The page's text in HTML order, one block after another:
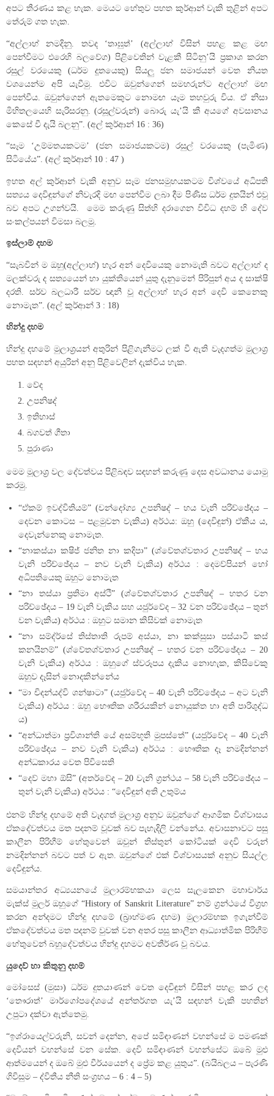
අපට තීරණය කළ හැක. මෙයට හේතුව පහත කුර්ආන් වැකි තුළින් අපට
තේරුම් ගත හැක.
“අල්ලාහ් නමදිනු. තවද ‘තාඝුත්’ (අල්ලාහ් විසින් පහළ කළ මඟ
පෙන්වීමට එරෙහි බලවේග) පිළිවෙතින් වැළකී සිටිනු’යි ප්‍රකාශ කරන
රසුල් වරයෙකු (ධර්ම දූතයෙකු) සියලු ජන සමාජයන් වෙත නියත
වශයෙන්ම අපි යැවීමු. එවිට ඔවුන්ගෙන් සමහරුන්ට අල්ලාහ් මඟ
පෙන්වීය. ඔවුන්ගෙන් ඇතමෙකුට නොමඟ යෑම තහවුරු විය. ඒ නිසා
මිහිතලයෙහි සැරිසරනු. (රසූල්වරුන්) බොරු යැ’යි කී අයගේ අවසානය
කෙසේ වී දැයි බලනු”. (අල් කුර්ආන් 16 : 36)
“සෑම ‘උම්මතයකටම’ (ජන සමාජයකටම) රසුල් වරයෙකු (පැමිණ)
සිටියේය”. (අල් කුර්ආන් 10 : 47 )
ඉහත අල් කුර්ආන් වැකි අනුව සෑම ජනසමුහයකටම විශ්වයේ අධිපති
සත්‍යය දෙවිඳුන්ගේ නිවැරදි මඟ පෙන්වීම ලබා දීම පිණිස ධර්ම දුතයින් එවූ
බව අපට උගන්වයි. මෙම කරුණු සිත්හි දරාගෙන විවිධ දහම් හි දේව
සංකල්පයන් විමසා බලමු.
ඉස්ලාම් දහම
“සැබවින් ම ඔහු(අල්ලාහ්) හැර අන් දෙවියෙකු නොමැති බවට අල්ලාහ් ද
මලක්වරු ද සත්‍යයෙන් හා යුක්තියෙන් යුතු දැනුමෙන් පිරිපුන් අය ද සාක්ෂි
දරති. සර්ව බලධාරී සර්ව ඥානී වූ අල්ලාහ් හැර අන් දෙවි කෙනෙකු
නොමැත”. (අල් කුර්ආන් 3 : 18)
හින්දු දහම
හින්දු දහමේ මුලාශ්‍රයන් අතුරින් පිළිගැනීමට ලක් වී ඇති වැදගත්ම මුලාශ්‍ර
පහත සඳහන් අයුරින් අනු පිළිවෙලින් දැක්විය හැක.
වේද
උපනිෂද්
ඉතිහාස්
බගවත් ගීතා
පුරාණා
මෙම මූලාශ්‍ර වල දේවත්වය පිළිබඳව සඳහන් කරුණු දෙස අවධානය යොමු
කරමු.
“ඒකම් ඉවද්විතියම්” (චන්දෝග්‍ය උපනිෂද් – හය වැනි පරිච්ඡේදය –
දෙවන කොටස – පළමුවන වැකිය) අර්ථය: ඔහු (දෙවිඳුන්) ඒකීය ය,
දෙවැන්නෙකු නොමැත.
“නාකස්යා කෂිජ් ජනිත නා කදිපා” (ශ්වේතශ්වතාර උපනිෂද් – හය
වැනි පරිච්ඡේදය – නව වැනි වැකිය) අර්ථය : දෙමව්පියන් හෝ
අධිපතියෙකු ඔහුට නොමැත
“නා තස්යා ප්‍රතිමා අස්ථි” (ශ්වේතශ්වතාර උපනිෂද් – හතර වන
පරිච්ඡේදය – 19 වැනි වැකිය සහ යජුර්වේද – 32 වන පරිච්ඡේදය – තුන්
වන වැකිය) අර්ථය : ඔහුට සමාන කිසිවක් නොමැත
“නා සම්ද්ර්සේ තිස්තාති රුපම් අස්යා, නා කක්සුසා පස්යාටි කස්
කනයිනම්” (ශ්වේතශ්වතාර උපනිෂද් – හතර වන පරිච්ඡේදය – 20
වැනි වැකිය) අර්ථය : ඔහුගේ ස්වරූපය දැකිය නොහැක, කිසිවෙකු
ඔහුව දෑසින් නොදකින්නේය
“මා චිදන්යද්වි ශන්ෂාටා” (යජුර්වේද – 40 වැනි පරිච්ඡේදය – අට වැනි
වැකිය) අර්ථය : ඔහු භෞතික ශරීරයකින් නොයුක්ත හා අති පාරිශුද්ධ
ය)
“අන්ධාත්මා ප්‍රවිශාන්ති යේ අසම්භූති මුපස්තේ” (යජුර්වේද – 40 වැනි
පරිච්ඡේදය – නව වැනි වැකිය) අර්ථය : භෞතික දෑ නමදින්නන්
අන්ධකාරය වෙත පිවිසෙති
“දෙව් මහා ඕසි” (අතර්වේද – 20 වැනි ග්‍රන්ථය – 58 වැනි පරිච්ඡේදය –
තුන් වැනි වැකිය) අර්ථය : “දෙවිඳුන් අති උතුම්ය
එනම් හින්දු දහමේ අති වැදගත් මුලාශ්‍ර අනුව ඔවුන්ගේ ආගමික විශ්වාසය
ඒකදේවත්වය මත පදනම් වූවක් බව පැහැදිලි වන්නේය. අවාසනාවට පසු
කාලීන පිරිහීම් හේතුවෙන් ඔවුන් තිස්තුන් කෝටියක් දෙවි වරුන්
නමදින්නන් බවට පත් ව ඇත. ඔවුන්ගේ එක් විශ්වාසයක් අනුව සියල්ල
දෙවිඳුන්ය.
සමයාන්තර අධ්‍යයනයේ මුලාරම්භකයා ලෙස සැලකෙන මහාචාර්ය
මැක්ස් මුලර් ඔහුගේ “History of Sanskrit Literature” නම් ග්‍රන්ථයේ විග්‍රහ
කරන අන්දමට හින්දු දහමේ (බ්‍රාහ්මණ දහම) මුලාරම්භක ඉගැන්වීම්
ඒකදේවත්වය මත පදනම් වුවක් වන අතර පසු කාලීන ආධ්‍යාත්මික පිරිහීම්
හේතුවෙන් බහුදේවත්වය හින්දු දහමට අවතීර්ණ වූ බවය.
යුදෙව් හා කිතුනු දහම්
මෝසෙස් (මුසා) ධර්ම දුතයාණන් වෙත දෙවිඳුන් විසින් පහළ කර ලද
‘තෞරාත්’ මාර්ගෝපදේශයේ අන්තර්ගත යැ’යි සඳහන් වැකි පහතින්
උපුටා දක්වා ඇත්තෙමු.
“ඉශ්රායෙල්වරුනි, සවන් දෙන්න, අපේ සමිඳාණන් වහන්සේ ම පමණක්
දෙවියන් වහන්සේ වන සේක. දෙවි සමිඳාණන් වහන්සේට ඔබේ මුළු
ආත්මයෙන් ද ඔබේ මුළු වීර්යයෙන් ද ප්‍රේම කළ යුතුය”. (බයිබලය – පැරණි
ගිවිසුම – ද්විතීය නීති සංග්‍රහය – 6 : 4 – 5)